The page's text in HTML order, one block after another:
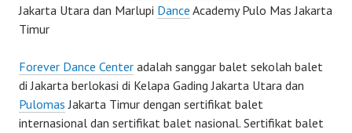
Jakarta Utara dan Marlupi Dance Academy Pulo Mas Jakarta
Timur
Forever Dance Center adalah sanggar balet sekolah balet
di Jakarta berlokasi di Kelapa Gading Jakarta Utara dan
Pulomas Jakarta Timur dengan sertifikat balet
internasional dan sertifikat balet nasional. Sertifikat balet